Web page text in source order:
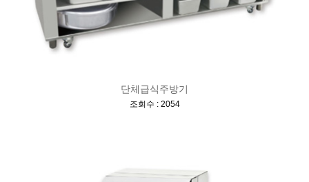
단체급식주방기
조회수 : 2054]